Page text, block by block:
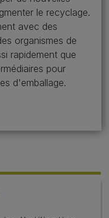
le recyclage.
avec des
organismes de
rapidement que
pour
d'emballage.